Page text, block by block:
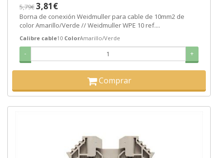
5,79€3,81€
Borna de conexión Weidmuller para cable de 10mm2 de
color Amarillo/Verde // Weidmuller WPE 10 ref....
Calibre cable10 ColorAmarillo/Verde
- +
Comprar